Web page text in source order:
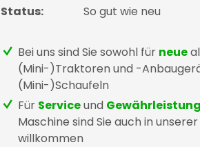
Status:
So gut wie neu
Bei uns sind Sie sowohl für neue
(Mini-)Traktoren und -
(Mini-)Schaufeln
Für Serviceund Gewährleistung
Maschine sind Sie auch in
willkommen